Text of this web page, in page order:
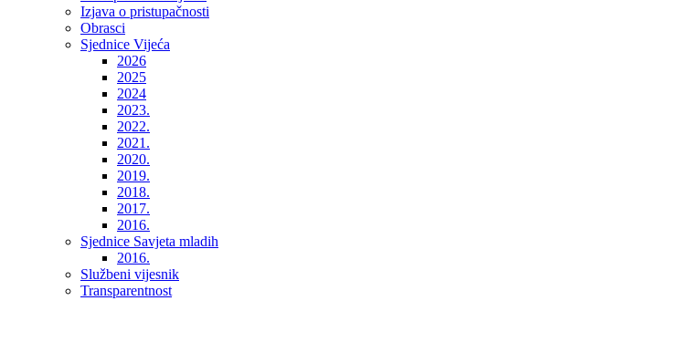
Izjava o pristupačnosti
Obrasci
Sjednice Vijeća
2026
2025
2024
2023.
2022.
2021.
2020.
2019.
2018.
2017.
2016.
Sjednice Savjeta mladih
2016.
Službeni vijesnik
Transparentnost